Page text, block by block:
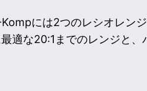
には2つのレシオレン
適な20:1までのレンジと